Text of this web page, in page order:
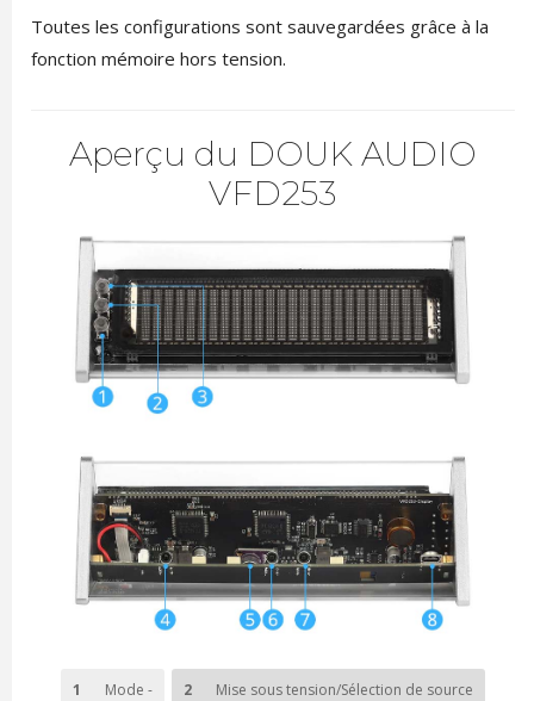
Toutes les configurations sont sauvegardées grâce à la
fonction mémoire hors tension.
Aperçu du DOUK AUDIO
VFD253
1 Mode - 2 Mise sous tension/Sélection de source